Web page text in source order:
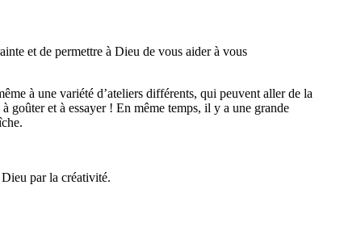
et de permettre à Dieu de vous aider à vous
à une variété d’ateliers différents, qui peuvent aller de la
goûter et à essayer ! En même temps, il y a une grande
par la créativité.